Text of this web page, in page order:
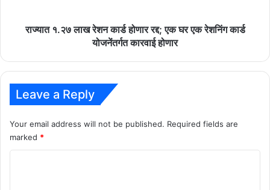
योजनेंतर्गत
होणार
राज्यात १.२७ लाख रेशन कार्ड होणार रद्द; एक घर एक रेशनिंग कार्ड
योजनेंतर्गत कारवाई होणार
Leave a Reply
Your email address will not be published. Required fields are
marked *